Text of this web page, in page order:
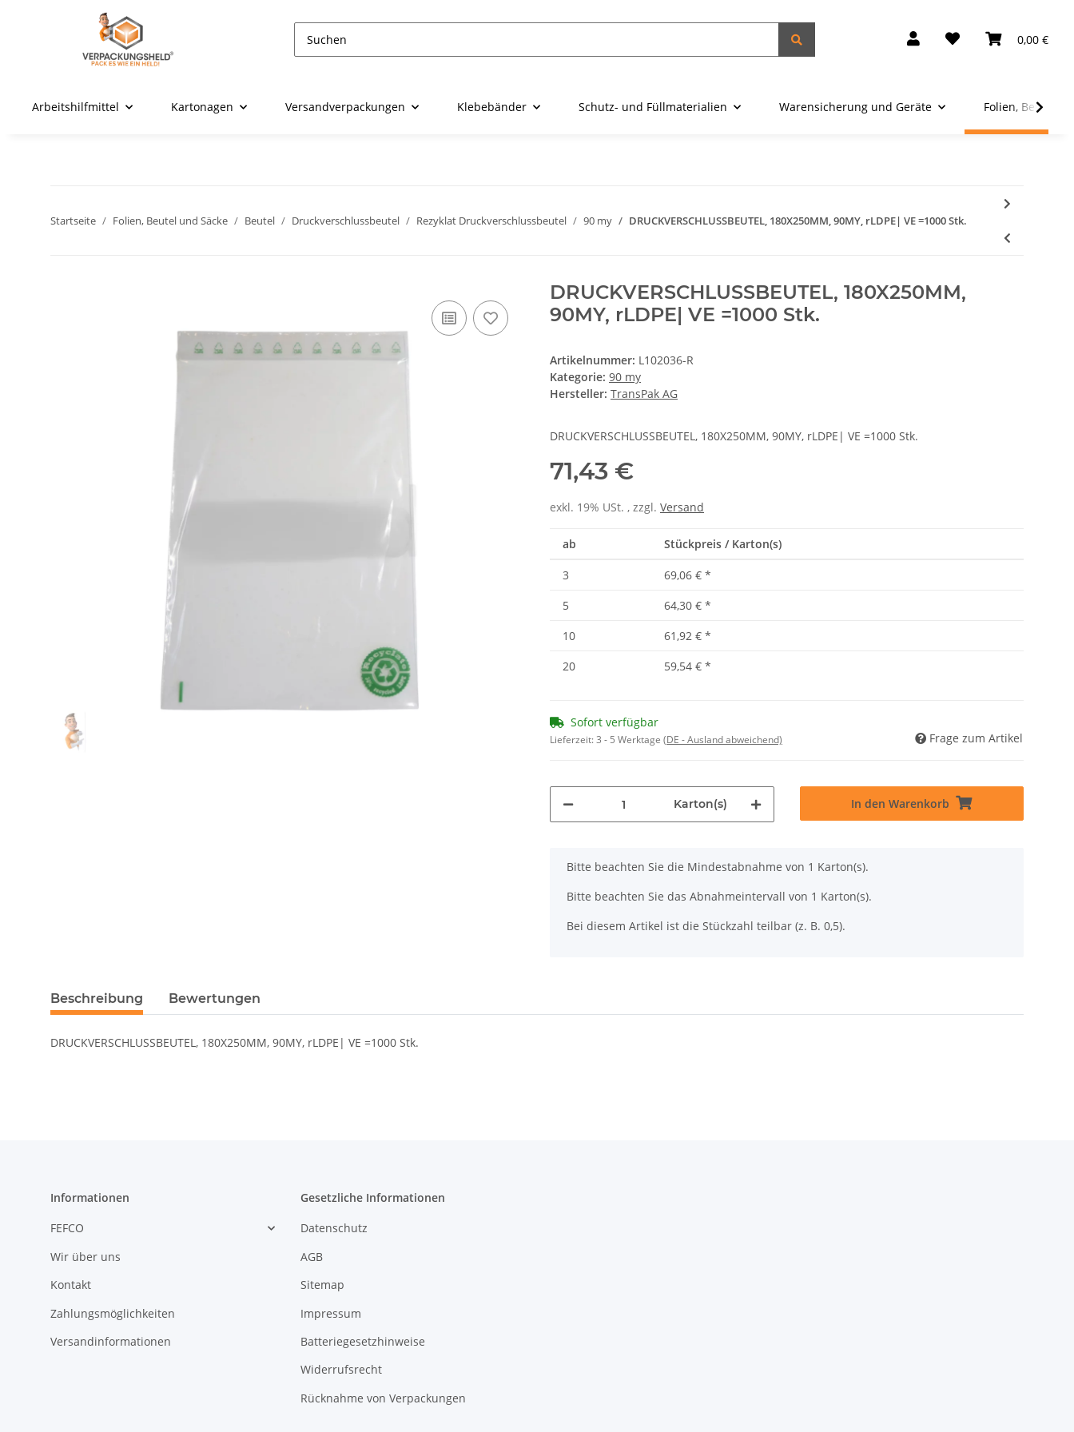
0,00 €
Arbeitshilfmittel Kartonagen Versandverpackungen Klebebänder Schutz- und Füllmaterialien Warensicherung und Geräte Folien, Beutel
Startseite Folien, Beutel und Säcke Beutel Druckverschlussbeutel Rezyklat Druckverschlussbeutel 90 my DRUCKVERSCHLUSSBEUTEL, 180X250MM, 90MY, rLDPE| VE =1000 Stk.
DRUCKVERSCHLUSSBEUTEL, 180X250MM,
90MY, rLDPE| VE =1000 Stk.
Artikelnummer: L102036-R
Kategorie: 90 my
Hersteller: TransPak AG
DRUCKVERSCHLUSSBEUTEL, 180X250MM, 90MY, rLDPE| VE =1000 Stk.
71,43 €
exkl. 19% USt. , zzgl. Versand
ab Stückpreis / Karton(s)
3 69,06 € *
5
64,30 € *
10
61,92 € *
20
59,54 € *
Sofort verfügbar
Lieferzeit:3 - 5 Werktage (DE - Ausland abweichend) Frage zum Artikel
Karton(s) In den Warenkorb
x
Bitte beachten Sie die Mindestabnahme von 1 Karton(s).
Bitte beachten Sie das Abnahmeintervall von 1 Karton(s).
Bei diesem Artikel ist die Stückzahl teilbar (z. B. 0,5).
Beschreibung Bewertungen
DRUCKVERSCHLUSSBEUTEL, 180X250MM, 90MY, rLDPE| VE =1000 Stk.
Informationen
FEFCO
Wir über uns
Kontakt
Zahlungsmöglichkeiten
Versandinformationen
Gesetzliche Informationen
Datenschutz
AGB
Sitemap
Impressum
Batteriegesetzhinweise
Widerrufsrecht
Rücknahme von Verpackungen